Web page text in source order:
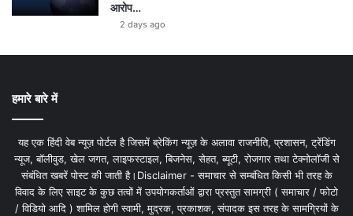
आरोप…
2 days ago
हमारे बारे में
यह एक हिंदी वेब न्यूज़ पोर्टल है जिसमें ब्रेकिंग न्यूज़ के अलावा राजनीति, प्रशासन, ट्रेंडिंग
न्यूज, बॉलीवुड, खेल जगत, लाइफस्टाइल, बिजनेस, सेहत, ब्यूटी, रोजगार तथा टेक्नोलॉजी से
संबंधित खबरें पोस्ट की जाती है।Disclaimer - समाचार से सम्बंधित किसी भी तरह के
विवाद के लिए साइट के कुछ तत्वों में उपयोगकर्ताओं द्वारा प्रस्तुत सामग्री ( समाचार / फोटो
/ विडियो आदि ) शामिल होगी स्वामी, मुद्रक, प्रकाशक, संपादक इस तरह के सामग्रियों के